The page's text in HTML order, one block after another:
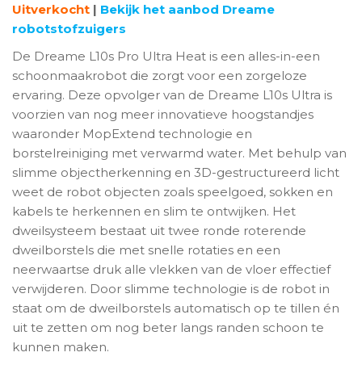
Uitverkocht | Bekijk het aanbod Dreame
robotstofzuigers
De Dreame L10s Pro Ultra Heat is een alles-in-een
schoonmaakrobot die zorgt voor een zorgeloze
ervaring. Deze opvolger van de Dreame L10s Ultra is
voorzien van nog meer innovatieve hoogstandjes
waaronder MopExtend technologie en
borstelreiniging met verwarmd water. Met behulp van
slimme objectherkenning en 3D-gestructureerd licht
weet de robot objecten zoals speelgoed, sokken en
kabels te herkennen en slim te ontwijken. Het
dweilsysteem bestaat uit twee ronde roterende
dweilborstels die met snelle rotaties en een
neerwaartse druk alle vlekken van de vloer effectief
verwijderen. Door slimme technologie is de robot in
staat om de dweilborstels automatisch op te tillen én
uit te zetten om nog beter langs randen schoon te
kunnen maken.